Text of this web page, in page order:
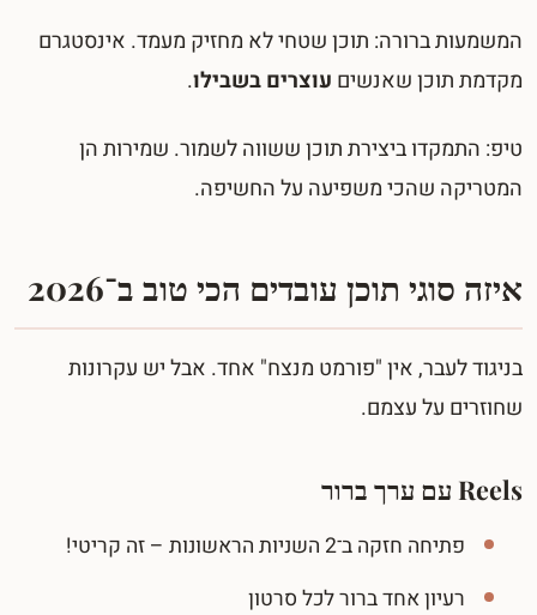
המשמעות ברורה: תוכן שטחי לא מחזיק מעמד. אינסטגרם
מקדמת תוכן שאנשים עוצרים בשבילו.
טיפ: התמקדו ביצירת תוכן ששווה לשמור. שמירות הן
המטריקה שהכי משפיעה על החשיפה.
איזה סוגי תוכן עובדים הכי טוב ב־2026
בניגוד לעבר, אין "פורמט מנצח" אחד. אבל יש עקרונות
שחוזרים על עצמם.
Reels עם ערך ברור
פתיחה חזקה ב־2 השניות הראשונות – זה קריטי!
רעיון אחד ברור לכל סרטון